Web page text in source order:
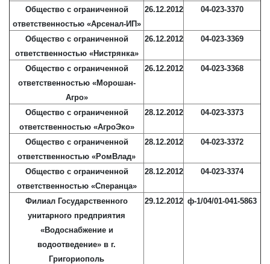
Общество с ограниченной
ответственностью «Арсенал-ИП»
26.12.2012 04-023-3370
Общество с ограниченной
ответственностью «Нистрянка»
26.12.2012 04-023-3369
Общество с ограниченной
ответственностью «Морошан-
Агро»
26.12.2012 04-023-3368
Общество с ограниченной
ответственностью «АгроЭко»
28.12.2012 04-023-3373
Общество с ограниченной
ответственностью «РомВлад»
28.12.2012 04-023-3372
Общество с ограниченной
ответственностью «Сперанца»
28.12.2012 04-023-3374
Филиал Государственного
унитарного предприятия
«Водоснабжение и
водоотведение» в г.
Григориополь
29.12.2012 ф-1/04/01-041-5863